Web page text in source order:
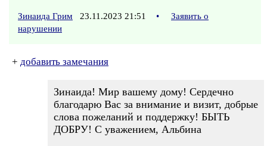
Зинаида Грим 23.11.2023 21:51 •
Заявить о
нарушении
+ добавить замечания
Зинаида! Мир вашему дому! Сердечно
благодарю Вас за внимание и визит, добрые
слова пожеланий и поддержку! БЫТЬ
ДОБРУ! С уважением, Альбина